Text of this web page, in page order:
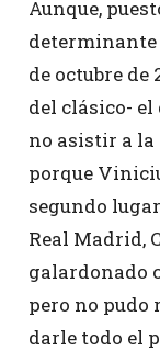
Aunque,
determinante
de octubre
del clásico-
no asistir a la
porque
segundo
Real Madrid,
galardonado
pero no pudo
darle todo el